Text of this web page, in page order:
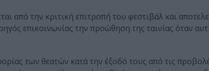
από την κριτική επιτροπή του φεστιβάλ και
επικοινωνίας την προώθηση της ταινίας όταν
των θεατών κατά την έξοδό τους από τις